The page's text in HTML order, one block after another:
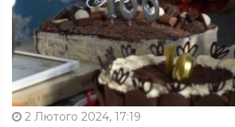
2 Лютого 2024, 17:19